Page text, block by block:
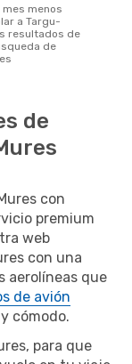
a Targu-
resultados de
de
de
con
premium
web
con una
aerolíneas que
de avión
cómodo.
para que